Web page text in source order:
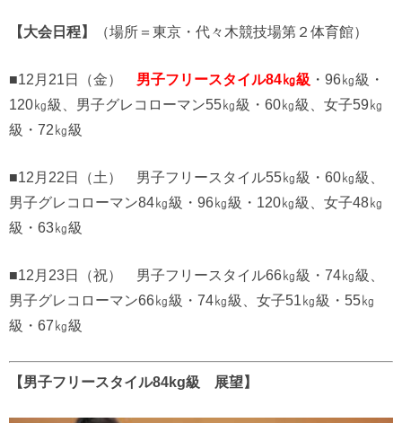
【大会日程】 （場所＝東京・代々木競技場第２体育館）
■12月21日（金） 男子フリースタイル84㎏級 ・96㎏級・
120㎏級、男子グレコローマン55㎏級・60㎏級、女子59㎏
級・72㎏級
■12月22日（土） 男子フリースタイル55㎏級・60㎏級、
男子グレコローマン84㎏級・96㎏級・120㎏級、女子48㎏
級・63㎏級
■12月23日（祝） 男子フリースタイル66㎏級・74㎏級、
男子グレコローマン66㎏級・74㎏級、女子51㎏級・55㎏
級・67㎏級
【男子フリースタイル84kg級 展望】